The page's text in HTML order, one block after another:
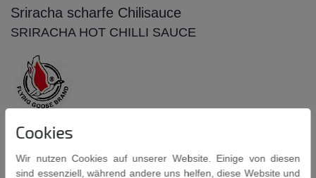
Sriracha scharfe Chilisauce
SRIRACHA HOT CHILLI SAUCE
Die ultimative, scharfe Sauce für Grillfleisch, kaltes
Burger, Nudeln, Salate, Suppen und Eintöpfe.
Cookies
Wir nutzen Cookies auf unserer Website. Einige von diesen
sind essenziell, während andere uns helfen, diese Website und